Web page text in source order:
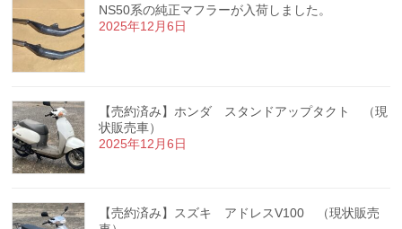
NS50系の純正マフラーが入荷しました。
2025年12月6日
【売約済み】ホンダ スタンドアップタクト （現
状販売車）
2025年12月6日
【売約済み】スズキ アドレスV100 （現状販売